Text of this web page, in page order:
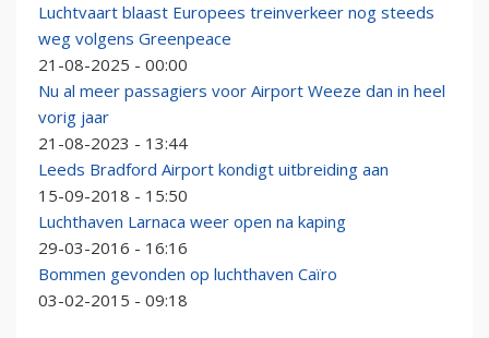
Luchtvaart blaast Europees treinverkeer nog steeds
weg volgens Greenpeace
21-08-2025 - 00:00
Nu al meer passagiers voor Airport Weeze dan in heel
vorig jaar
21-08-2023 - 13:44
Leeds Bradford Airport kondigt uitbreiding aan
15-09-2018 - 15:50
Luchthaven Larnaca weer open na kaping
29-03-2016 - 16:16
Bommen gevonden op luchthaven Caïro
03-02-2015 - 09:18